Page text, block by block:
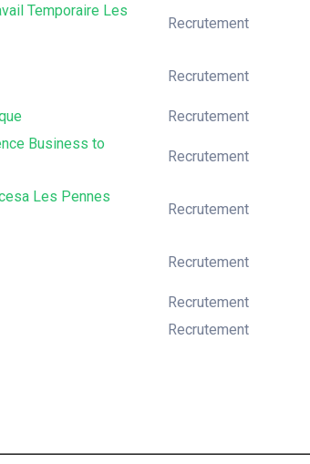
Temporaire Les
Recrutement
Recrutement
Recrutement
Business to
Recrutement
Les Pennes
Recrutement
Recrutement
Recrutement
Recrutement